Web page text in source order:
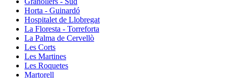
Horta - Guinardó
Hospitalet de Llobregat
La Floresta - Torreforta
La Palma de Cervellò
Les Corts
Les Martines
Les Roquetes
Martorell